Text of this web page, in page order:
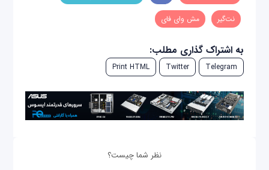
نت‌گیر مش وای فای
به اشتراک گذاری مطلب:
Telegram
Twitter
Print HTML
نظر شما چیست؟